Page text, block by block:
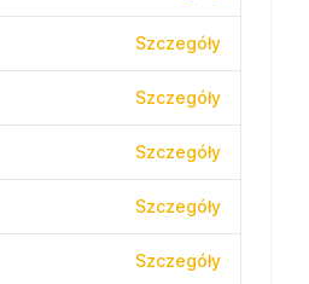
Szczegóły
Szczegóły
Szczegóły
Szczegóły
Szczegóły